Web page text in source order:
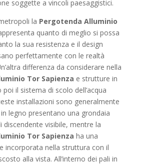
soggette a vincoli paesaggistici.
la Pergotenda Alluminio
quanto di meglio si possa
la sua resistenza e il design
perfettamente con le realtà
differenza da considerare nella
Tor Sapienza e strutture in
il sistema di scolo dell’acqua
installazioni sono generalmente
legno presentano una grondaia
discendente visibile, mentre la
Tor Sapienza ha una
incorporata nella struttura con il
alla vista. All’interno dei pali in